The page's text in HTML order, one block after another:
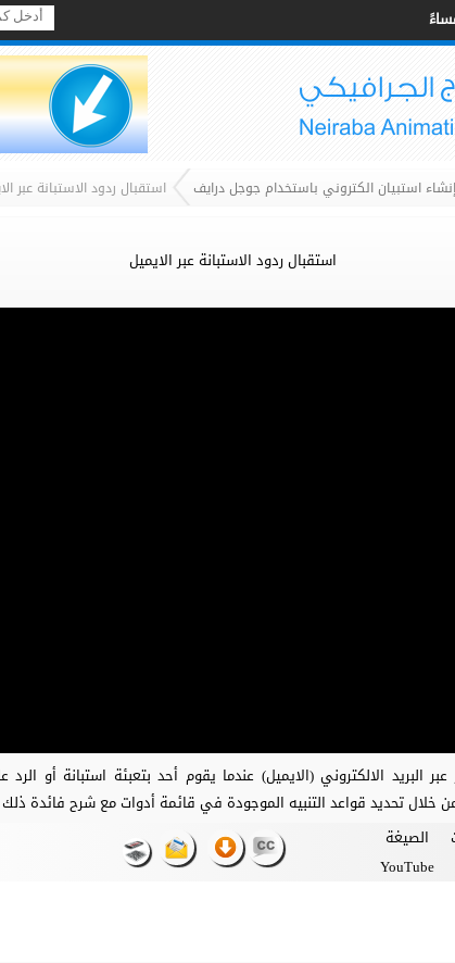
إنشاء استبيان الكتروني باستخدام جوجل درايف استقبال ردود الاستبانة عبر
استقبال ردود الاستبانة عبر الايميل
البريد الالكتروني (الايميل) عندما يقوم أحد بتعبئة استبانة أو
خلال تحديد قواعد التنبيه الموجودة في قائمة أدوات مع شرح فائدة ذلك
الصيغة
YouTube